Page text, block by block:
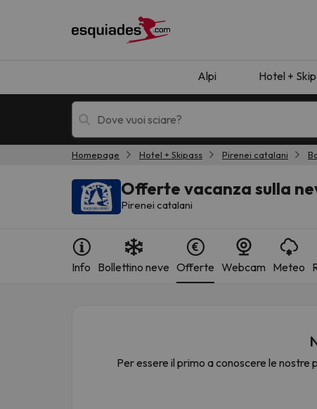
Alpi Hotel +
Hotel + skipass Hotel di montagna
Sembra che il nostro ricercatore abbia
Homepage Hotel + Skipass Pirenei catalani
Offerte vacanza sulla
Pirenei catalani
Info Bollettino neve Offerte Webcam Meteo
Per essere il primo a conoscere le